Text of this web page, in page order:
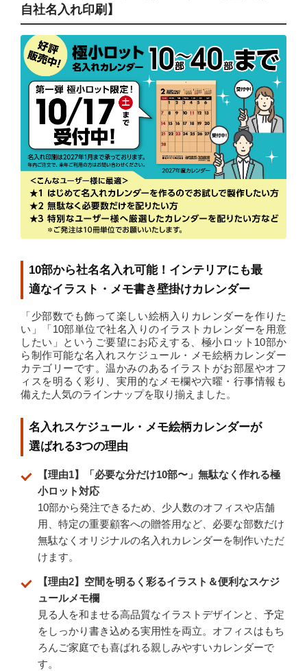
自社名入れ印刷】
10部から社名名入れ可能！インテリアにも最
適なイラスト・メモ書き壁掛けカレンダー
「少部数でも飾って楽しい絵柄入りカレンダーを作りた
い」「10部単位で社名入りのイラストカレンダーを用意
したい」というご要望にお応えする、極小ロット10部か
ら制作可能な名入れスケジュール・メモ絵柄カレンダー
カテゴリーです。温かみのあるイラストがお部屋やオフ
ィスを明るく彩り、実用的なメモ欄や六曜・行事情報も
備えた人気のラインナップを取り揃えました。
名入れスケジュール・メモ絵柄カレンダーが
選ばれる3つの理由
【理由1】「必要な分だけ10部〜」無駄なく作れる極
小ロット対応
10部から発注できるため、少人数のオフィスや店舗
用、特定の重要顧客への贈答用など、必要な部数だけ
無駄なくオリジナルの名入れカレンダーを制作いただ
けます。
【理由2】空間を明るく彩るイラスト＆便利なスケジ
ュールメモ欄
見る人を和ませる高品質なイラストデザインと、予定
をしっかり書き込める実用性を両立。オフィスはもち
ろんご家庭でも喜ばれる親しみやすいカレンダーで
す。